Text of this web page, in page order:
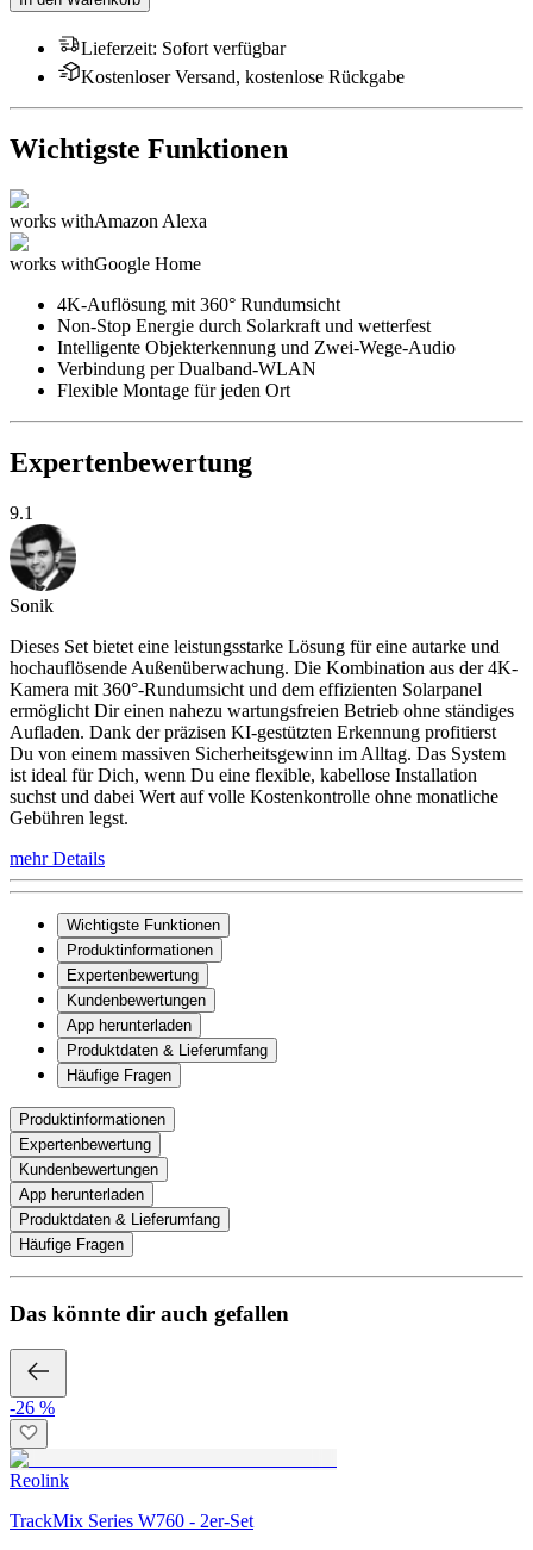
Lieferzeit: Sofort verfügbar
Kostenloser Versand, kostenlose Rückgabe
Wichtigste Funktionen
works withAmazon Alexa
works withGoogle Home
4K-Auflösung mit 360° Rundumsicht
Non-Stop Energie durch Solarkraft und wetterfest
Intelligente Objekterkennung und Zwei-Wege-Audio
Verbindung per Dualband-WLAN
Flexible Montage für jeden Ort
Expertenbewertung
9.1
Sonik
Dieses Set bietet eine leistungsstarke Lösung für eine autarke und
hochauflösende Außenüberwachung. Die Kombination aus der 4K-
Kamera mit 360°-Rundumsicht und dem effizienten Solarpanel
ermöglicht Dir einen nahezu wartungsfreien Betrieb ohne ständiges
Aufladen. Dank der präzisen KI-gestützten Erkennung profitierst
Du von einem massiven Sicherheitsgewinn im Alltag. Das System
ist ideal für Dich, wenn Du eine flexible, kabellose Installation
suchst und dabei Wert auf volle Kostenkontrolle ohne monatliche
Gebühren legst.
mehr Details
Wichtigste Funktionen
Produktinformationen
Expertenbewertung
Kundenbewertungen
App herunterladen
Produktdaten & Lieferumfang
Häufige Fragen
Produktinformationen
Expertenbewertung
Kundenbewertungen
App herunterladen
Produktdaten & Lieferumfang
Häufige Fragen
Das könnte dir auch gefallen
-26 %
Reolink
TrackMix Series W760 - 2er-Set